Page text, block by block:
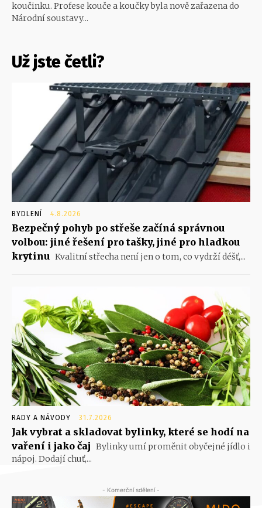
koučinku. Profese kouče a koučky byla nově zařazena do
Národní soustavy...
Už jste četli?
BYDLENÍ 4.8.2026
Bezpečný pohyb po střeše začíná správnou
volbou: jiné řešení pro tašky, jiné pro hladkou
krytinu Kvalitní střecha není jen o tom, co vydrží déšť,...
RADY A NÁVODY 31.7.2026
Jak vybrat a skladovat bylinky, které se hodí na
vaření i jako čaj Bylinky umí proměnit obyčejné jídlo i
nápoj. Dodají chuť,...
- Komerční sdělení -